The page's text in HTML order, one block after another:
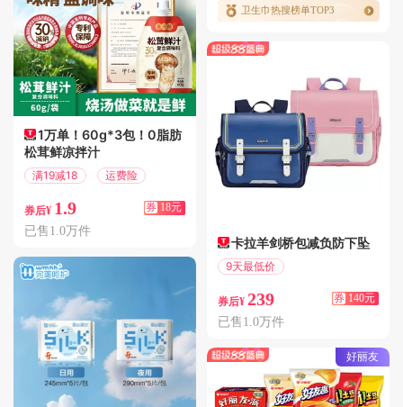
1万单！60g*3包！0脂肪
松茸鲜凉拌汁
满19减18 运费险
券后¥ 1.9 券 18元
已售1.0万件
卫生巾热搜榜单TOP3
卡拉羊剑桥包减负防下坠
9天最低价
券后¥ 239 券 140元
已售1.0万件
好丽友